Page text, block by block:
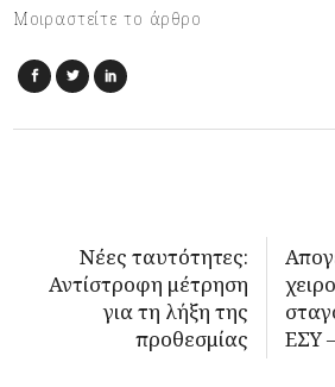
Μοιραστείτε το άρθρο
Νέες ταυτότητες:
Αντίστροφη μέτρηση
για τη λήξη της
προθεσμίας
ΕΣΥ